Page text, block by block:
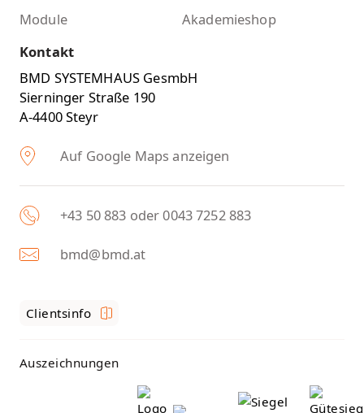
Module
Akademieshop
Kontakt
BMD SYSTEMHAUS GesmbH
Sierninger Straße 190
A-4400 Steyr
Auf Google Maps anzeigen
+43 50 883 oder 0043 7252 883
bmd@bmd.at
Clientsinfo
Auszeichnungen